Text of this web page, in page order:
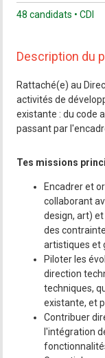
48 candidats • CDI
Description du
Rattaché(e) au
activités de
existante : du code
passant par
Tes missions
Encadrer et
collaborant
design, art)
des
artistiques et
Piloter les
direction
techniques,
existante, et
Contribuer
l'intégration